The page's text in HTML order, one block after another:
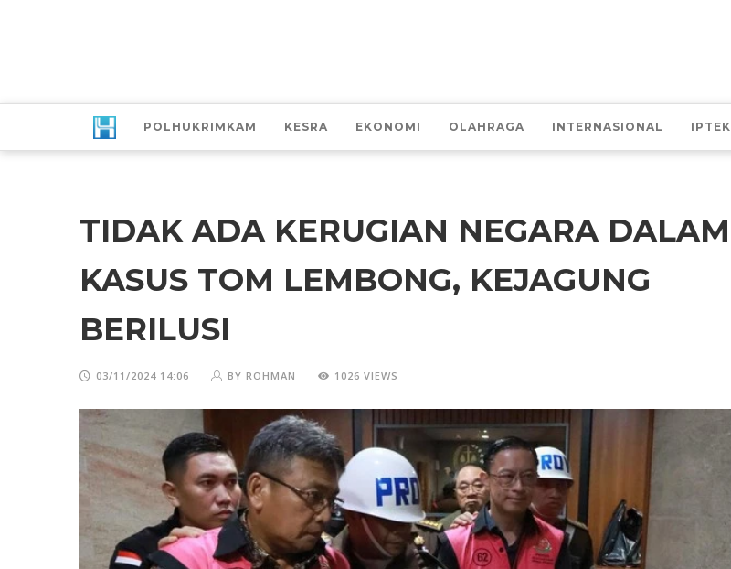
POLHUKRIMKAM KESRA EKONOMI OLAHRAGA INTERNASIONAL IPTEK
TIDAK ADA KERUGIAN NEGARA DALAM
KASUS TOM LEMBONG, KEJAGUNG
BERILUSI
03/11/2024 14:06 BY ROHMAN 1026 VIEWS